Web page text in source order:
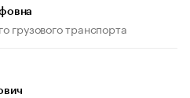
грузового транспорта